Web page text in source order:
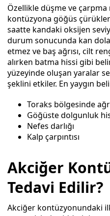
Özellikle düşme ve
kontüzyona göğüs
saatte kandaki oksijen
durum sonucunda kan
etmez ve baş ağrısı, cilt
alırken batma hissi gibi
yüzeyinde oluşan yaralar
şeklini etkiler. En yaygın
Toraks bölgesinde
Göğüste dolgunluk
Nefes darlığı
Kalp çarpıntısı
Akciğer
Tedavi Edilir?
Akciğer kontüzyonundaki